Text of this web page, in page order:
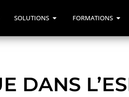
SOLUTIONS FORMATIONS
DANS